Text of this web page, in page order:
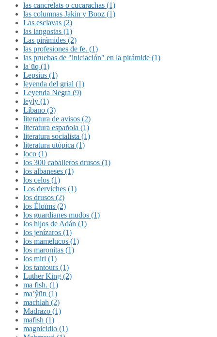
las cancrelats o cucarachas (1)
las columnas Jakin y Booz (1)
Las esclavas (2)
las langostas (1)
Las pirámides (2)
las profesiones de fe. (1)
las pruebas de "iniciación" en la pirámide (1)
laʿūq (1)
Lepsius (1)
leyenda del grial (1)
Leyenda Negra (9)
leyly (1)
Líbano (3)
literatura de avisos (2)
literatura española (1)
literatura socialista (1)
literatura utópica (1)
loco (1)
los 300 caballeros drusos (1)
los albaneses (1)
los celos (1)
Los derviches (1)
los drusos (2)
los Éloïms (2)
los guardianes mudos (1)
los hijos de Adán (1)
los jenízaros (1)
los mamelucos (1)
los maronitas (1)
los miri (1)
los tantours (1)
Luther King (2)
ma fish. (1)
ma’ŷūn (1)
machlah (2)
Madrazo (1)
mafish (1)
magnicidio (1)